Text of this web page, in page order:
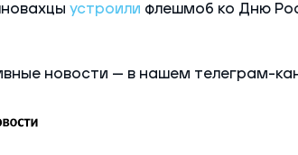
устроили флешмоб ко Дню
новости — в нашем телеграм-